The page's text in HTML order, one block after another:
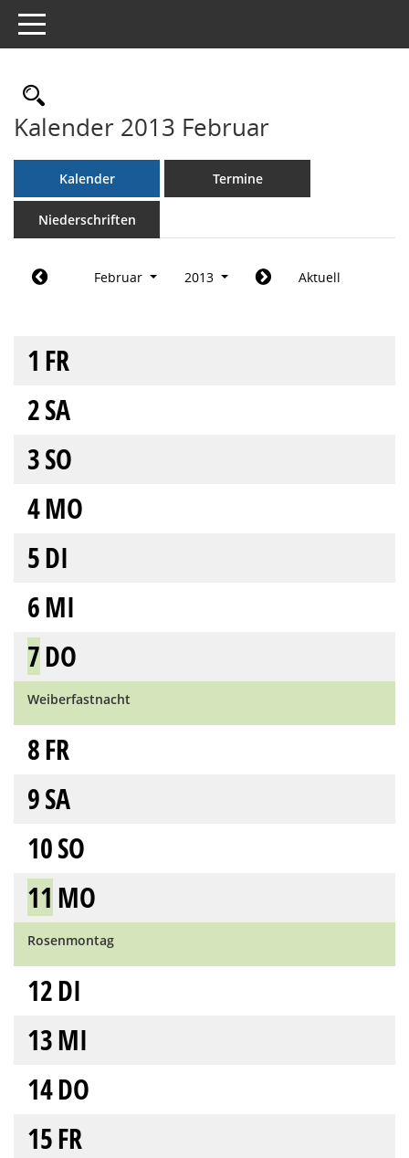
Toggle navigation
Rechercheauswahl
Kalender 2013 Februar
Kalender Termine
Niederschriften
Februar 2013 Aktuell
1 FR
2SA
3SO
4MO
5DI
6MI
7DO
Weiberfastnacht
8FR
9SA
10SO
11 MO
Rosenmontag
12DI
13MI
14DO
15FR